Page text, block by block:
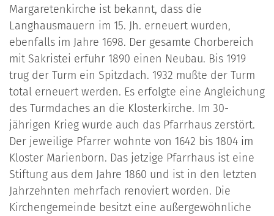
Margaretenkirche ist bekannt, dass die
Langhausmauern im 15. Jh. erneuert wurden,
ebenfalls im Jahre 1698. Der gesamte Chorbereich
mit Sakristei erfuhr 1890 einen Neubau. Bis 1919
trug der Turm ein Spitzdach. 1932 mußte der Turm
total erneuert werden. Es erfolgte eine Angleichung
des Turmdaches an die Klosterkirche. Im 30-
jährigen Krieg wurde auch das Pfarrhaus zerstört.
Der jeweilige Pfarrer wohnte von 1642 bis 1804 im
Kloster Marienborn. Das jetzige Pfarrhaus ist eine
Stiftung aus dem Jahre 1860 und ist in den letzten
Jahrzehnten mehrfach renoviert worden. Die
Kirchengemeinde besitzt eine außergewöhnliche